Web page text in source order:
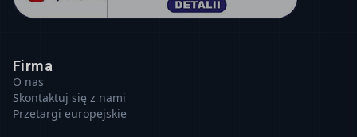
Firma
O nas
Skontaktuj się z nami
Przetargi europejskie